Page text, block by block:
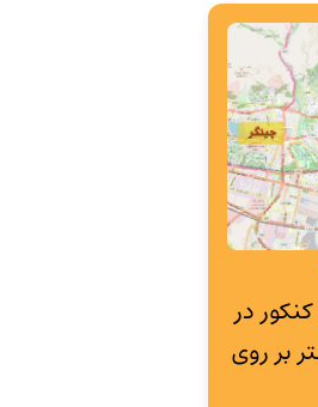
کنکور در
بر روی